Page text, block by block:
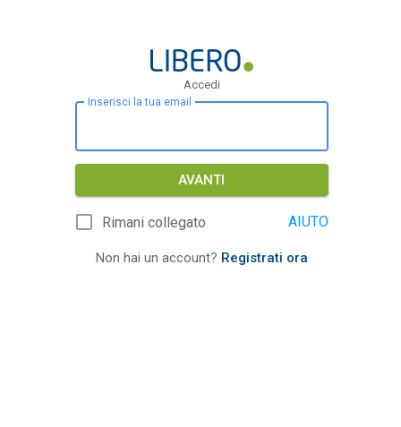
Accedi
Inserisci la tua email
AVANTI
Rimani collegato AIUTO
Non hai un account? Registrati ora